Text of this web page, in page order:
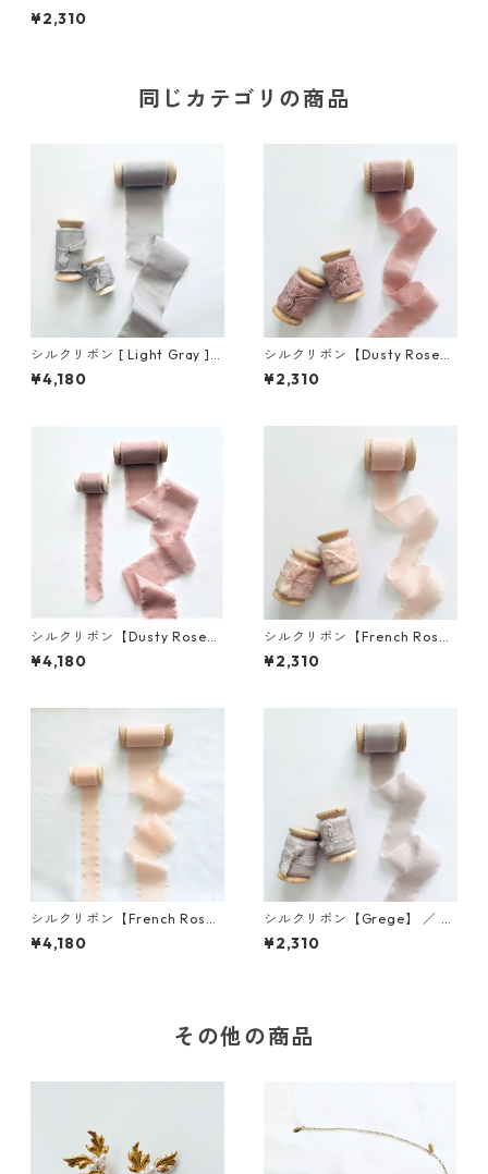
m×5m 木製スプール付
¥2,310
同じカテゴリの商品
シルクリボン [ Light Gray ]
／ 5cm×5m 木製スプール付
¥4,180
シルクリボン【Dusty Rose】
／ 3cm×5m 木製スプール付
¥2,310
シルクリボン【Dusty Rose】
／ 5cm×5m 木製スプール付
¥4,180
シルクリボン【French Ros
e】 ／ 3cm×5m 木製スプール
付
¥2,310
シルクリボン【French Ros
e】 ／ 5cm×5m 木製スプール
付
¥4,180
シルクリボン【Grege】 ／ 3c
m×5m 木製スプール付
¥2,310
その他の商品